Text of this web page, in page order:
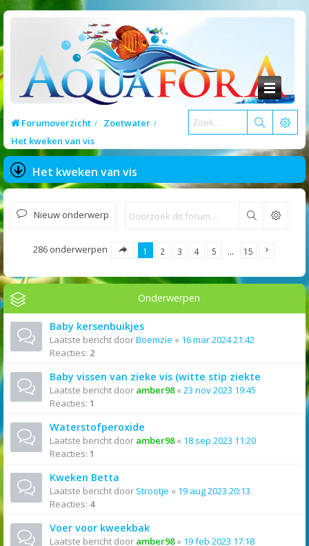
Forumoverzicht
Zoetwater
Het kweken van vis
Het kweken van vis
Nieuw onderwerp Zoek
286 onderwerpen 1 2 3 4 5 … 15
Onderwerpen
Baby kersenbuikjes
Laatste bericht doorBoemzie « 16 mar 2024 21:42
Reacties: 2
Baby vissen van zieke vis (witte stip ziekte
Laatste bericht door amber98« 23 nov 2023 19:45
Reacties: 1
Waterstofperoxide
Laatste bericht door amber98« 18 sep 2023 11:20
Reacties: 1
Kweken Betta
Laatste bericht door Strootje « 19 aug 2023 20:13
Reacties: 4
Voer voor kweekbak
Laatste bericht door amber98« 19 feb 2023 17:18